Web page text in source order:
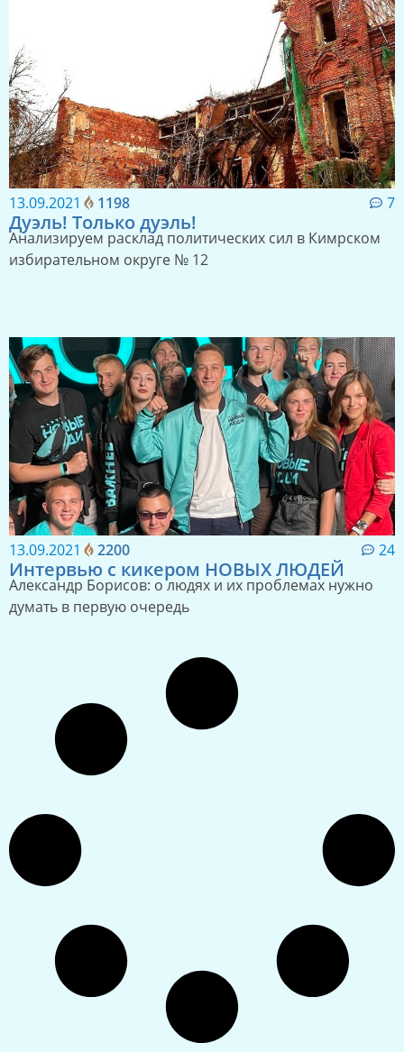
13.09.2021 1198 7
Дуэль! Только дуэль!
Анализируем расклад политических сил в Кимрском
избирательном округе № 12
13.09.2021 2200 24
Интервью с кикером НОВЫХ ЛЮДЕЙ
Александр Борисов: о людях и их проблемах нужно
думать в первую очередь